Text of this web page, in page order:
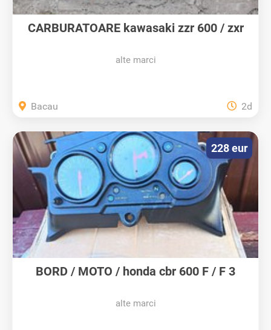
CARBURATOARE kawasaki zzr 600 / zxr
alte marci
Bacau 2d
BORD / MOTO / honda cbr 600 F / F 3
alte marci
228 eur